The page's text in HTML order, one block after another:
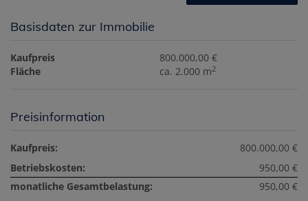
Basisdaten zur Immobilie
Kaufpreis
800.000,00 €
Fläche
ca. 2.000 m2
Preisinformation
Kaufpreis:
800.000,00 €
Betriebskosten:
950,00 €
monatliche Gesamtbelastung:
950,00 €